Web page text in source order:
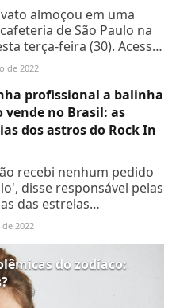
almoçou em uma
de São Paulo na
terça-feira (30). Acesse
e confira as fotos!
de 2022
profissional a balinha
vende no Brasil: as
dos astros do Rock In
recebi nenhum pedido
disse responsável pelas
das estrelas
do Rock In Rio.
os pedidos!
2022
do zodíaco: